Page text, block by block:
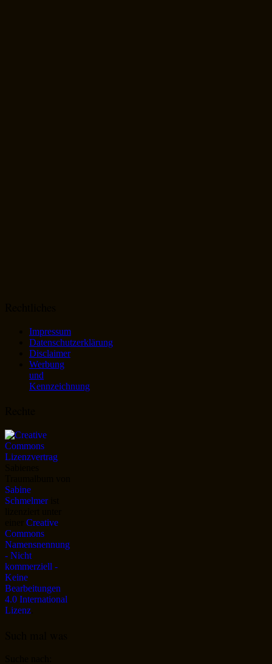
Impressum
Datenschutzerklärung
Disclaimer
Werbung
und
Kennzeichnung
Sabine
Schmelmerist
Creative
Commons
Namensnennung
- Nicht
kommerziell -
Keine
Bearbeitungen
4.0 International
Lizenz